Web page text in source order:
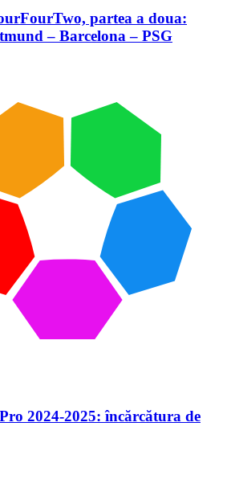
partea a doua:
– Barcelona – PSG
2024-2025: încărcătura de